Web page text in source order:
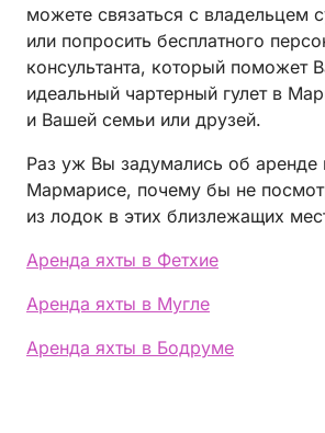
можете связаться с владельцем
или попросить бесплатного
консультанта, который поможет
идеальный чартерный гулет в
и Вашей семьи или друзей.
Раз уж Вы задумались об аренде
Мармарисе, почему бы не
из лодок в этих близлежащих
Аренда яхты в Фетхие
Аренда яхты в Мугле
Аренда яхты в Бодруме